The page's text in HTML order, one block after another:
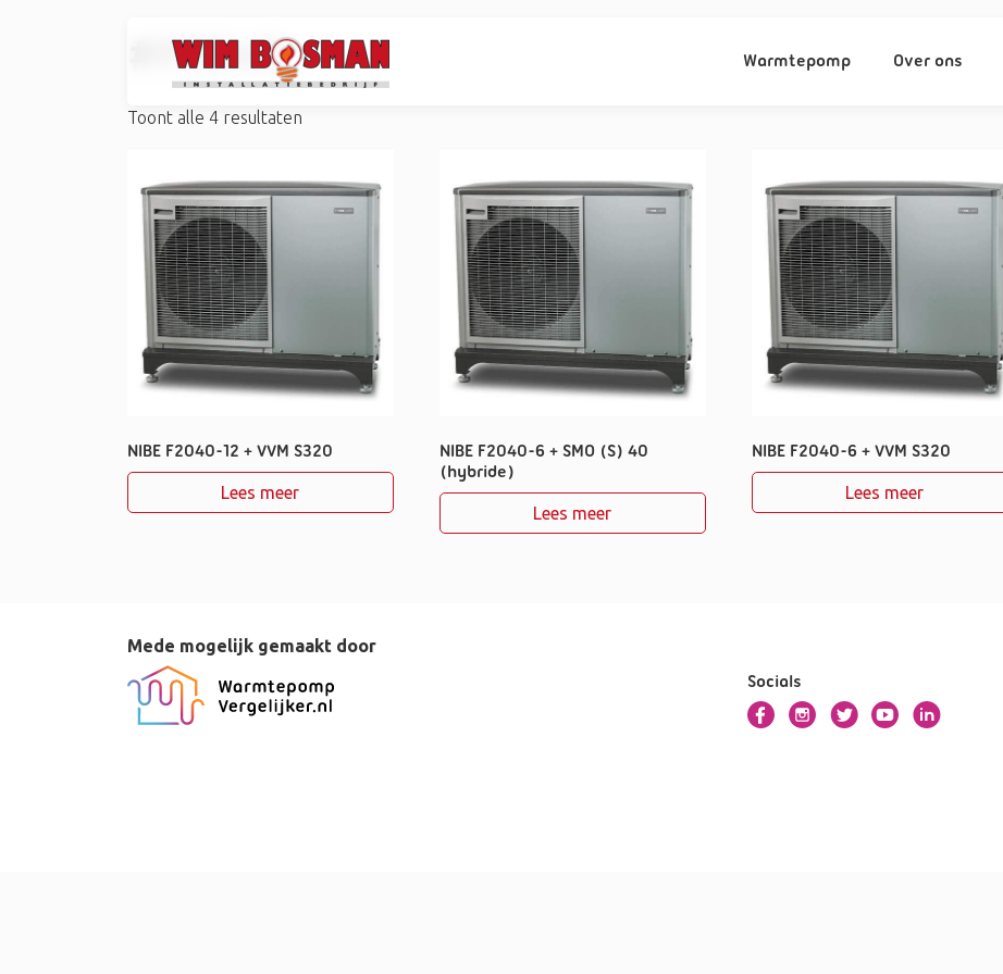
Warmtepomp Over ons
#F2040
Toont alle 4 resultaten
NIBE F2040-12 + VVM S320
Lees meer
NIBE F2040-6 + SMO (S) 40
(hybride)
Lees meer
NIBE F2040-6 + VVM S320
Lees meer
Mede mogelijk gemaakt door
Socials